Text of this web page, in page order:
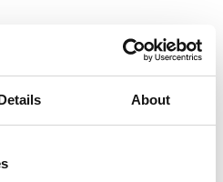
About
i vores
altid været god til
ikke sådan én, der
og spil i
CBS og bagefter en